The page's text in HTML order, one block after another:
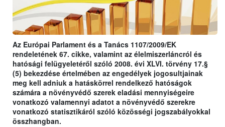
Az Európai Parlament és a Tanács 1107/2009/EK
rendeletének 67. cikke, valamint az élelmiszerláncról és
hatósági felügyeletéről szóló 2008. évi XLVI. törvény 17.§
(5) bekezdése értelmében az engedélyek jogosultjainak
meg kell adniuk a hatáskörrel rendelkező hatóságok
számára a növényvédő szerek eladási mennyiségeire
vonatkozó valamennyi adatot a növényvédő szerekre
vonatkozó statisztikáról szóló közösségi jogszabályokkal
összhangban.